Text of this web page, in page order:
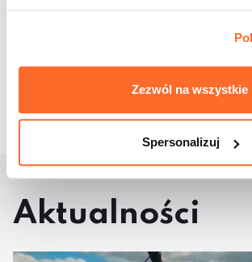
Zezwól na wszystkie
Spersonalizuj
13 listopada 2024
Aktualności